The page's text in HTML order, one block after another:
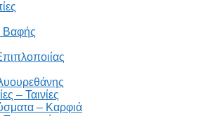
Βαφής
– Ταινίες
– Καρφιά